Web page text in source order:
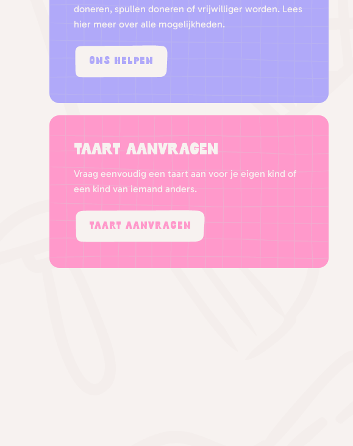
doneren, spullen doneren of vrijwilliger worden. Lees
hier meer over alle mogelijkheden.
Ons helpen
Taart aanvragen
Vraag eenvoudig een taart aan voor je eigen kind of
een kind van iemand anders.
Taart aanvragen